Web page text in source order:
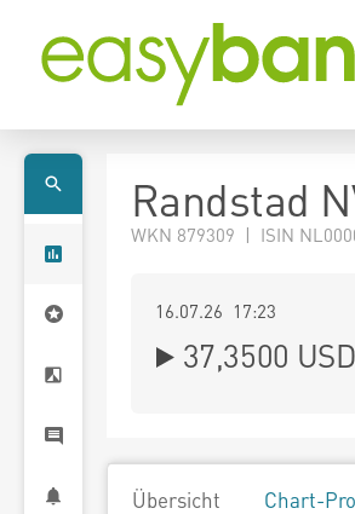
Randstad
WKN 879309 | ISIN
16.07.26 17:23
37,3500 USD
Übersicht Chart-Pro